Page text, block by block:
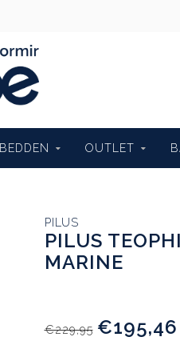
BEDDEN OUTLET
PILUS
PILUS
MARINE
€229,95 €195,46